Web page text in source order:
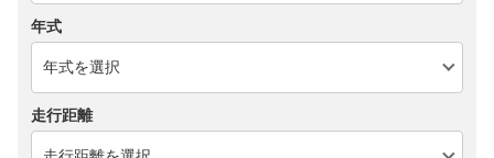
年式
走行距離